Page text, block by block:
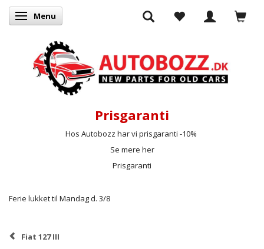
Skifte navigation
Menu
Prisgaranti
Hos Autobozz har vi prisgaranti -10%
Se mere her
Prisgaranti
Ferie lukket til Mandag d. 3/8
Fiat 127 III